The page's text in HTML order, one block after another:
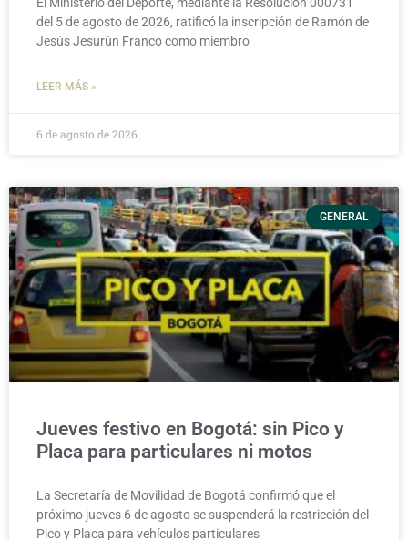
del 5 de agosto de 2026, ratificó la inscripción de Ramón de
Jesús Jesurún Franco como miembro
LEER MÁS »
6 de agosto de 2026
GENERAL
Jueves festivo en Bogotá: sin Pico y
Placa para particulares ni motos
La Secretaría de Movilidad de Bogotá confirmó que el
próximo jueves 6 de agosto se suspenderá la restricción del
Pico y Placa para vehículos particulares